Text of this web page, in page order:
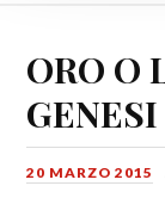
ORO O
20 MARZO 2015